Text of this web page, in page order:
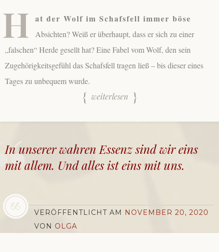
H at der Wolf im Schafsfell immer böse
Absichten? Weiß er überhaupt, dass er sich zu einer
„falschen“ Herde gesellt hat? Eine Fabel vom Wolf, den sein
Zugehörigkeitsgefühl das Schafsfell tragen ließ – bis dieser eines
Tages zu unbequem wurde.
weiterlesen
In unserer wahren Essenz sind wir eins
mit allem. Undalles ist eins mit uns.
VERÖFFENTLICHT AM NOVEMBER 20, 2020
VON OLGA